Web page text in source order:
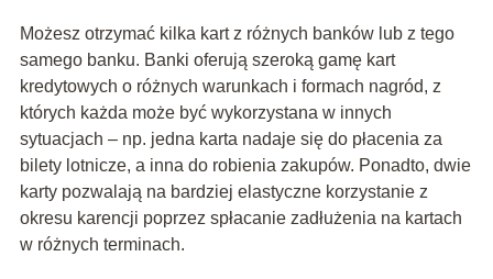
Możesz otrzymać kilka kart z różnych banków lub z tego
samego banku. Banki oferują szeroką gamę kart
kredytowych o różnych warunkach i formach nagród, z
których każda może być wykorzystana w innych
sytuacjach – np. jedna karta nadaje się do płacenia za
bilety lotnicze, a inna do robienia zakupów. Ponadto, dwie
karty pozwalają na bardziej elastyczne korzystanie z
okresu karencji poprzez spłacanie zadłużenia na kartach
w różnych terminach.